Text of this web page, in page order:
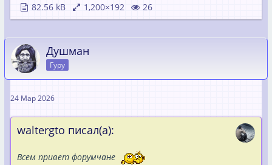
82.56 kB 1,200×192 26
Душман
Гуру
24 Мар 2026
waltergto писал(а):
Всем привет форумчане